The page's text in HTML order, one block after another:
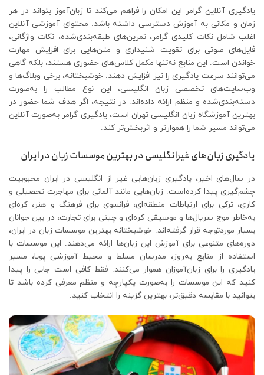
یادگیری آنلاین گرامر این امکان را فراهم می‌کند تا زبان‌آموز بتواند در هر
زمان و مکانی به آموزش دسترسی داشته باشد. محتوای آموزشی آنلاین
اغلب شامل نکات کلیدی گرامر، تمرین‌های طبقه‌بندی‌شده، نکات واژگانی،
فایل‌های صوتی برای تقویت شنیداری و متن‌هایی برای افزایش مهارت
خواندن است. این منابع نه‌تنها مکمل کلاس‌های حضوری هستند، بلکه گاهی
می‌توانند سرعت یادگیری را نیز افزایش دهند. خوشبختانه، برخی وبلاگ‌ها و
وب‌سایت‌های تخصصی زبان انگلیسی، این نوع مطالب را به‌صورت
دسته‌بندی‌شده و منظم ارائه داده‌اند. در نتیجه، اگر هدف شما حضور در
بهترین آموزشگاه زبان انگلیسی تهران است، یادگیری گرامر به‌صورت آنلاین
می‌تواند مسیر شما را هموارتر و اثربخش‌تر کند.
یادگیری زبان‌های غیرانگلیسی در بهترین موسسات زبان در ایران
در سال‌های اخیر، یادگیری زبان‌هایی غیر از انگلیسی در ایران محبوبیت
چشم‌گیری پیدا کرده‌است. زبان‌هایی مانند آلمانی برای مهاجرت تحصیلی و
کاری، ترکی برای ارتباطات منطقه‌ای، فرانسوی برای فرهنگ و هنر، کره‌ای
به‌خاطر موج سریال‌ها و موسیقی کره‌ای و چینی برای تجارت، در بین جوانان
بسیار موردتوجه قرار گرفته‌اند. خوشبختانه بهترین موسسات زبان در ایران،
دوره‌های متنوعی برای آموزش این زبان‌ها ارائه می‌دهند. این موسسات با
استفاده از منابع به‌روز، مدرسان مسلط و محیط آموزشی پویا، مسیر
یادگیری را برای زبان‌آموزان هموار می‌کنند. فقط کافی است جایی را پیدا
کنید که این موسسات را به‌صورت یکپارچه و منظم معرفی کرده باشد تا
بتوانید با مقایسه دقیق‌تر، بهترین گزینه را انتخاب کنید.